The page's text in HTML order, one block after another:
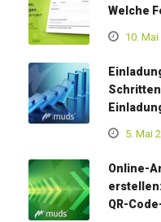
Welche
10.
5. Mai
Online-
QR-